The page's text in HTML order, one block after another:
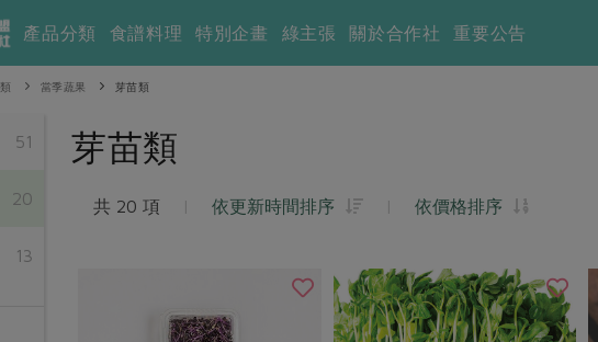
產品分類 食譜料理 特別企畫 綠主張 關於合作社 重要公告
當季蔬果 芽苗類
芽苗類
共 20 項 | 依更新時間排序 | 依價格排序
51
20
13